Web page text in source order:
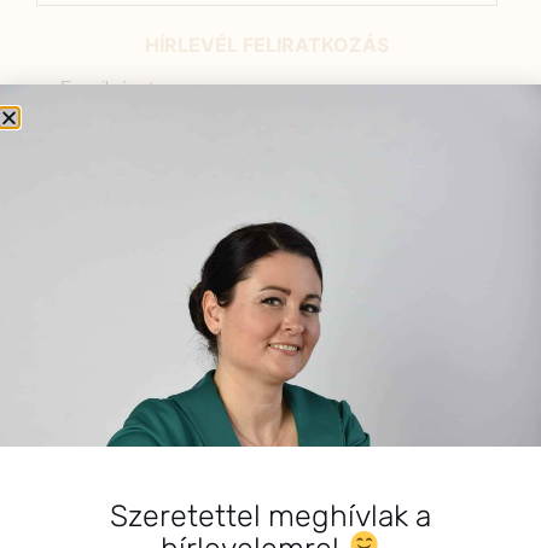
E-mail cím*
az alábbi nyilatkozatot:
Hozzájárulok, hogy az
Adatkezelési tájékoztatóban
foglaltak szerint a HerbClinic
hírleveleket küldjön nekem.
A hírlevélről bármikor
leiratkozhatsz a levél alján található
linkre kattintva.
Szeretettel meghívlak a